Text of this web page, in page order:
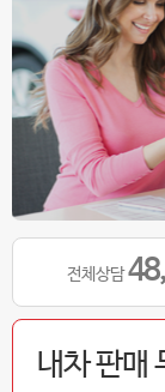
전체상담
내차 판매